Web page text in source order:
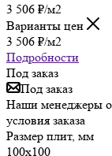
3 506 ₽/м2
Варианты цен
3 506 ₽/м2
Подробности
Под заказ
Под заказ
Наши менеджеры
условия заказа
Размер плит, мм
100х100